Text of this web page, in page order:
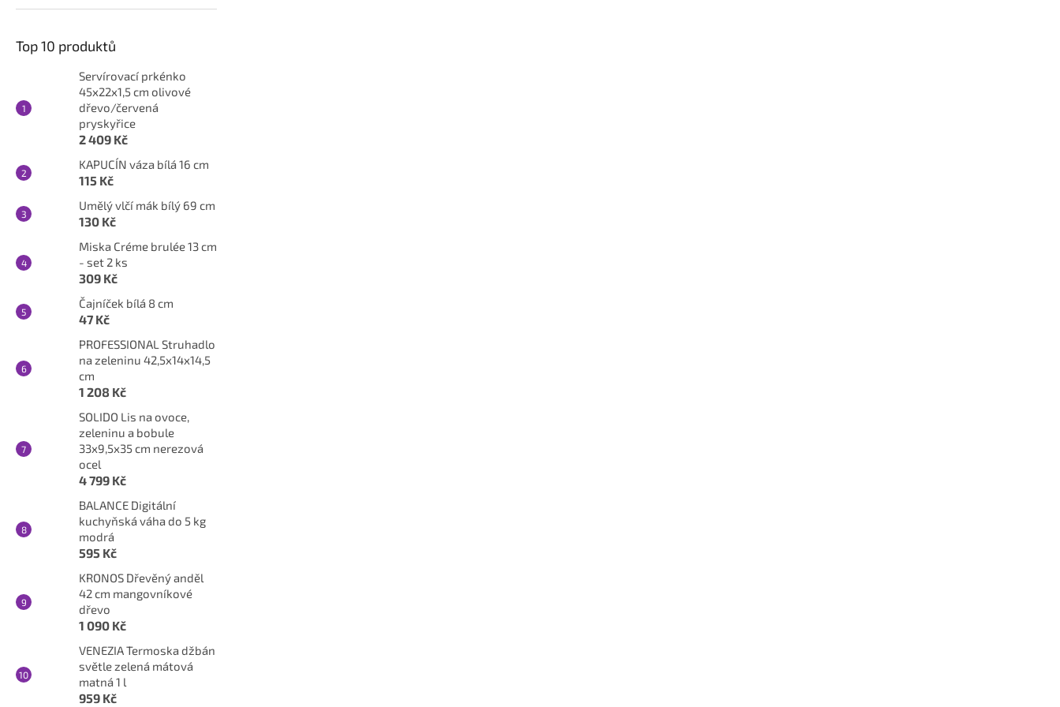
Top 10 produktů
Servírovací prkénko
45x22x1,5 cm olivové
dřevo/červená
pryskyřice
2 409 Kč
KAPUCÍN váza bílá 16 cm
115 Kč
Umělý vlčí mák bílý 69 cm
130 Kč
Miska Créme brulée 13 cm
- set 2 ks
309 Kč
Čajníček bílá 8 cm
47 Kč
PROFESSIONAL Struhadlo
na zeleninu 42,5x14x14,5
cm
1 208 Kč
SOLIDO Lis na ovoce,
zeleninu a bobule
33x9,5x35 cm nerezová
ocel
4 799 Kč
BALANCE Digitální
kuchyňská váha do 5 kg
modrá
595 Kč
KRONOS Dřevěný anděl
42 cm mangovníkové
dřevo
1 090 Kč
VENEZIA Termoska džbán
světle zelená mátová
matná 1 l
959 Kč